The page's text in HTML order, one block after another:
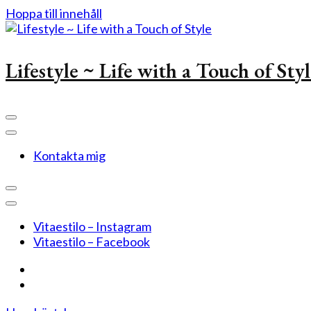
Hoppa till innehåll
Lifestyle ~ Life with a Touch of
Kontakta mig
Vitaestilo – Instagram
Vitaestilo – Facebook